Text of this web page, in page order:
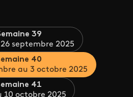
39
septembre 2025
40
au 3 octobre 2025
41
10 octobre 2025